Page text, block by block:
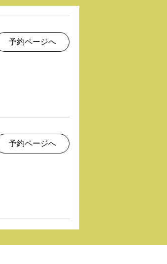
予約ページへ
予約ページへ